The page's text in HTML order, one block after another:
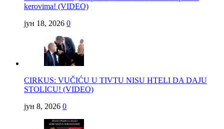
kerovima! (VIDEO)
јун 18, 2026 0
CIRKUS: VUČIĆU U TIVTU NISU HTELI DA DAJU
STOLICU! (VIDEO)
јун 8, 2026 0